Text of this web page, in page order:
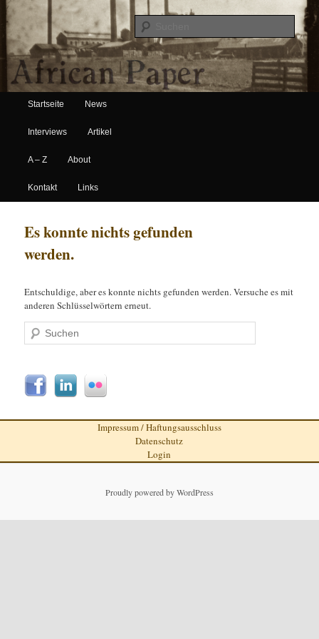
African Paper
Hauptmenü
Zum Inhalt wechseln
Zum sekundären Inhalt wechseln
Startseite News
Interviews Artikel
A – Z About
Kontakt Links
Es konnte nichts gefunden
werden.
Entschuldige, aber es konnte nichts gefunden werden. Versuche es mit
anderen Schlüsselwörtern erneut.
Suchen
Impressum / Haftungsausschluss
Datenschutz
Login
Proudly powered by WordPress